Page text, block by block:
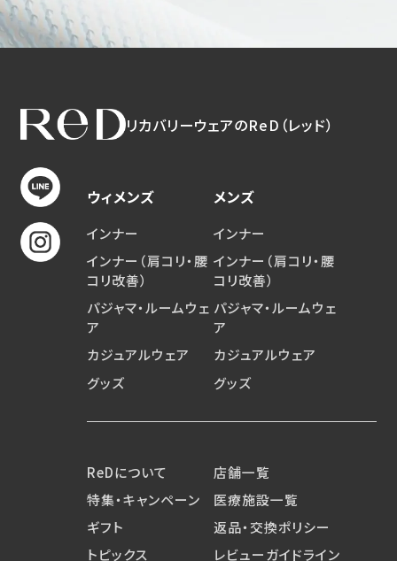
リカバリーウェアのReD（レッド）
ウィメンズ
インナー
インナー（肩コリ・腰
コリ改善）
パジャマ・ルームウェ
ア
カジュアルウェア
グッズ
メンズ
インナー
インナー（肩コリ・腰
コリ改善）
パジャマ・ルームウェ
ア
カジュアルウェア
グッズ
ReDについて
特集・キャンペーン
ギフト
トピックス
店舗一覧
医療施設一覧
返品・交換ポリシー
レビューガイドライン